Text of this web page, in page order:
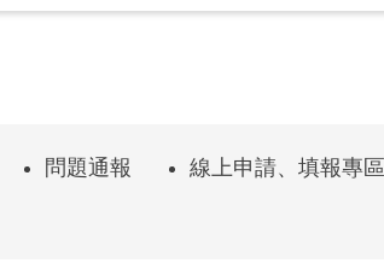
問題通報 線上申請、填報專區